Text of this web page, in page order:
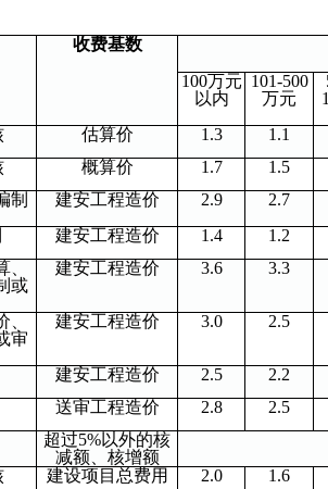
收费基数
100万元
以内
101-500
万元
估算价 1.3 1.1
概算价 1.7 1.5
制
建安工程造价 2.9 2.7
建安工程造价 1.4 1.2
、
或
建安工程造价 3.6 3.3
审
建安工程造价 3.0 2.5
建安工程造价 2.5 2.2
送审工程造价 2.8 2.5
超过5%以外的核
减额、核增额
建设项目总费用 2.0 1.6